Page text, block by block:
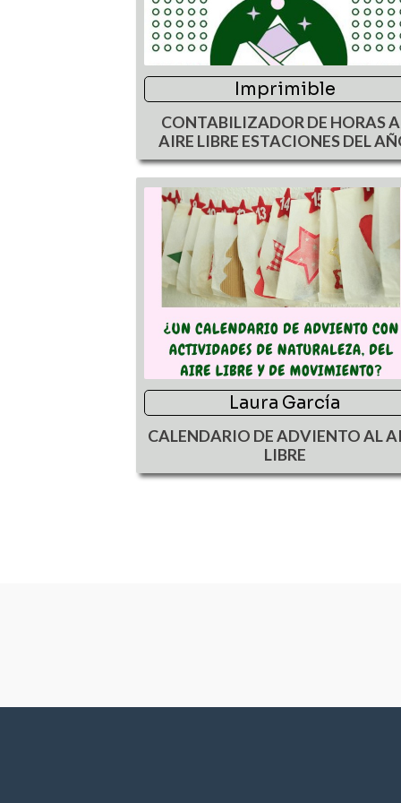
Imprimible
CONTABILIZADOR DE HORAS
AIRE LIBRE ESTACIONES DEL
Laura García
CALENDARIO DE ADVIENTO AL
LIBRE